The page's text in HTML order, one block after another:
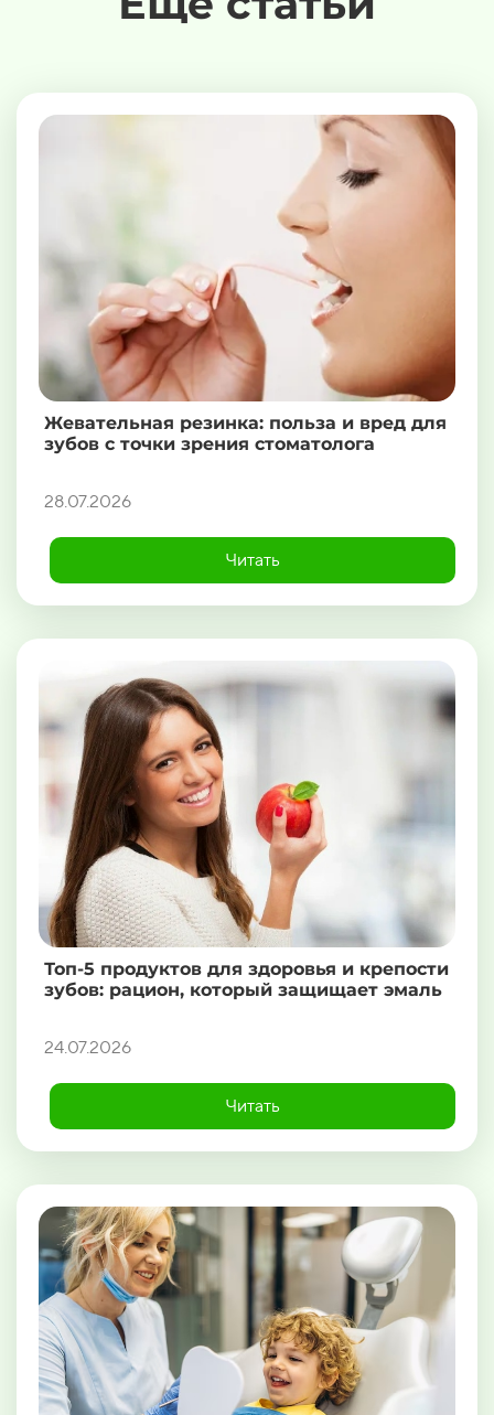
Жевательная резинка: польза и вред для
зубов с точки зрения стоматолога
28.07.2026
Читать
Топ-5 продуктов для здоровья и крепости
зубов: рацион, который защищает эмаль
24.07.2026
Читать